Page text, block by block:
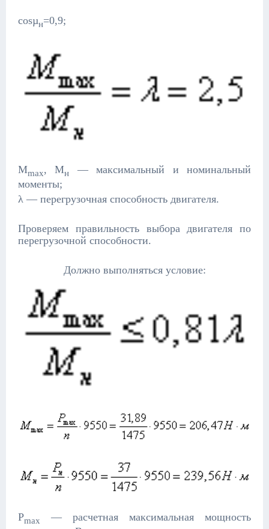
cosµн=0,9;
Мmax, Мн
— максимальный и номинальный
моменты;
λ — перегрузочная способность двигателя.
Проверяем правильность выбора двигателя по
перегрузочной способности.
Должно выполняться условие:
Pmax
— расчетная максимальная мощность